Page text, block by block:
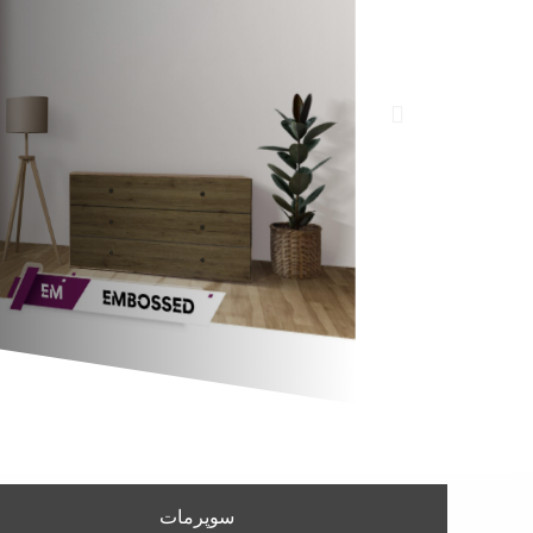
سوپرمات